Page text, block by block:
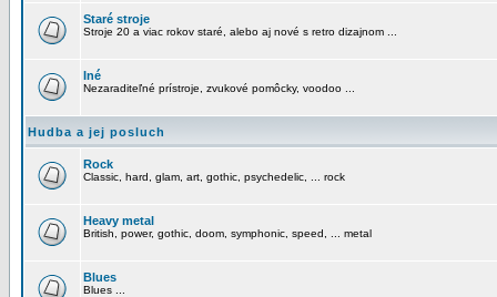
Staré stroje
Stroje 20 a viac rokov staré, alebo aj nové s retro dizajnom ...
Iné
Nezaraditeľné prístroje, zvukové pomôcky, voodoo ...
Hudba a jej posluch
Rock
Classic, hard, glam, art, gothic, psychedelic, ... rock
Heavy metal
British, power, gothic, doom, symphonic, speed, ... metal
Blues
Blues ...